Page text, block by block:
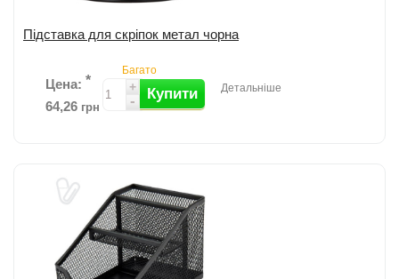
Підставка для скріпок метал чорна
Цена: *
64,26 грн
Багато
+
- Купити Детальніше
Настільна підставка для скріпок BUROMAX; Металева сітчаста
структура поверхні; Розмір: 80*80*40мм; Суцільнометалеве дно. ...
Додати до порівняння